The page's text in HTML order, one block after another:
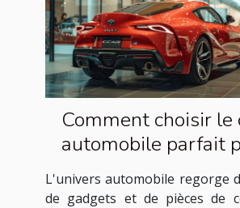
Comment choisir le
automobile parfait
passionnés de
L'univers automobile regorge
de gadgets et de pièces de